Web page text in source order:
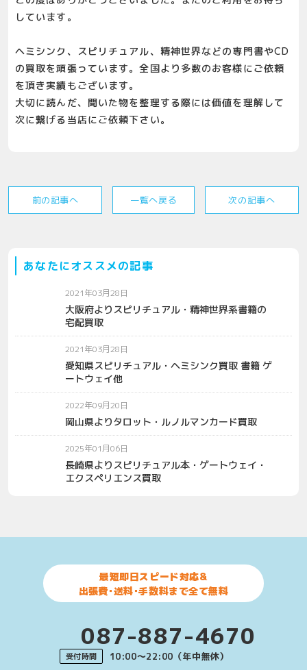
しています。
ヘミシンク、スピリチュアル、精神世界などの専門書やCD
の買取を頑張っています。全国より多数のお客様にご依頼
を頂き実績もございます。
大切に読んだ、聞いた物を整理する際には価値を理解して
次に繋げる当店にご依頼下さい。
前の記事へ 一覧へ戻る 次の記事へ
あなたにオススメの記事
2021年03月28日
大阪府よりスピリチュアル・精神世界系書籍の
宅配買取
2021年03月28日
愛知県スピリチュアル・ヘミシンク買取 書籍 ゲ
ートウェイ他
2022年09月20日
岡山県よりタロット・ルノルマンカード買取
2025年01月06日
長崎県よりスピリチュアル本・ゲートウェイ・
エクスペリエンス買取
最短即日スピード対応&
出張費･送料･手数料まで全て無料
087-887-4670
受付時間 10:00〜22:00（年中無休）